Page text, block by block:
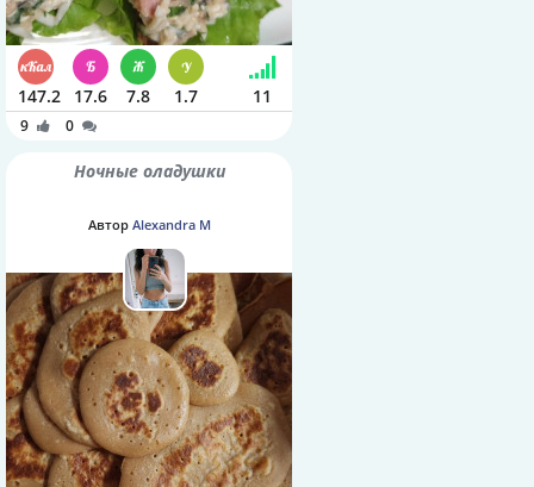
147.2 17.6 7.8 1.7 11
9 0
Ночные оладушки
Автор Alexandra M